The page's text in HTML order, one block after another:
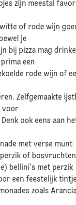
zijn meestal
of rode wijn
je
bij pizza mag
een
rode wijn of
Zelfgemaakte
voor
ook eens aan
met verse munt
perzik of bosvruchten
bellini's met perzik
een feestelijk tintje
zoals